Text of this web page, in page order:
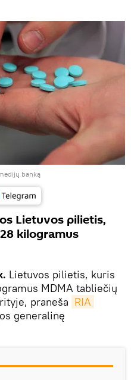
banką
Lietuvos pilietis,
kilogramus
Lietuvos pilietis, kuris
MDMA tabliečių
praneša RIA
generalinę